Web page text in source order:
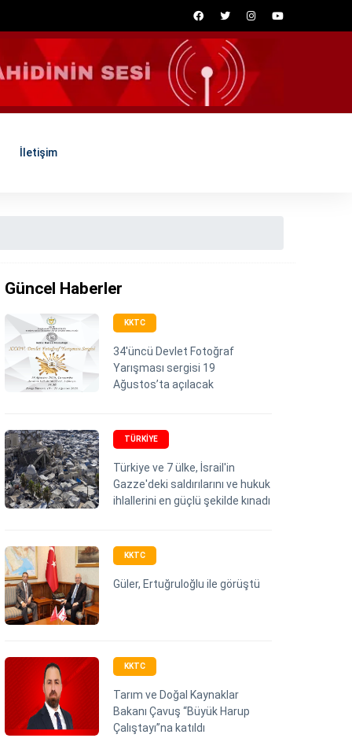
İletişim
Güncel Haberler
KKTC
34'üncü Devlet Fotoğraf
Yarışması sergisi 19
Ağustos’ta açılacak
TÜRKIYE
Türkiye ve 7 ülke, İsrail'in
Gazze'deki saldırılarını ve hukuk
ihlallerini en güçlü şekilde kınadı
KKTC
Güler, Ertuğruloğlu ile görüştü
KKTC
Tarım ve Doğal Kaynaklar
Bakanı Çavuş “Büyük Harup
Çalıştayı”na katıldı